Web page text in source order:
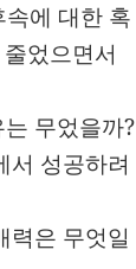
에 대한 혹
었으면서
무었을까?
서 성공하려
력은 무엇일